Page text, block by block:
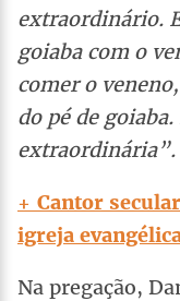
extraordinário.
goiaba com o
comer o
do pé de
extraordinária”.
+ Cantor
igreja
Na pregação,